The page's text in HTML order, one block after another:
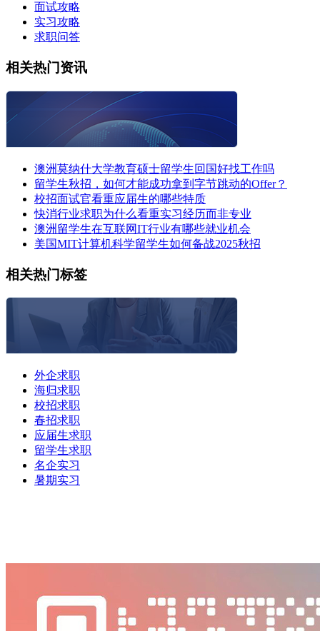
面试攻略
实习攻略
求职问答
相关热门资讯
澳洲莫纳什大学教育硕士留学生回国好找工作吗
留学生秋招，如何才能成功拿到字节跳动的Offer？
校招面试官看重应届生的哪些特质
快消行业求职为什么看重实习经历而非专业
澳洲留学生在互联网IT行业有哪些就业机会
美国MIT计算机科学留学生如何备战2025秋招
相关热门标签
外企求职
海归求职
校招求职
春招求职
应届生求职
留学生求职
名企实习
暑期实习